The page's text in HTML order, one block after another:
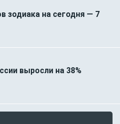
зодиака на сегодня — 7
выросли на 38%